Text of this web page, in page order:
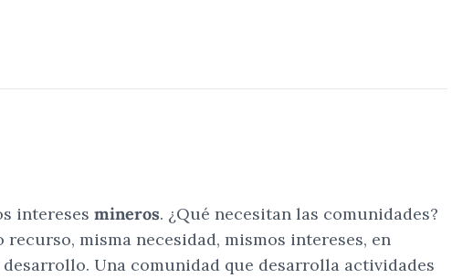
intereses mineros. ¿Qué necesitan las comunidades?
misma necesidad, mismos intereses, en
Una comunidad que desarrolla actividades